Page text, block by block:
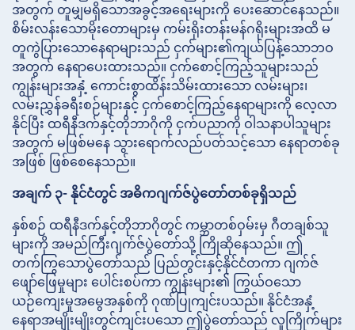
အတွက် တူမျှမရှိသောအခွင့်အရေးများကို ပေးဆောင်နေသည်။
စိမ်းလန်းသောမိုးတောများမှ ကမ်းရိုးတန်းမန်ဂရိုးများအထိ မ
တူကွဲပြားသောနေရာများသည် ငှက်များ၏ကျယ်ပြန့်သောဘဝ
အတွက် နေရာပေးထားသည်။ ငှက်စောင့်ကြည့်သူများသည်
ကျွန်းများအနှံ့ ကောင်းစွာထိန်းသိမ်းထားသော လမ်းများ၊
လမ်းညွှန်ခရီးစဉ်များနှင့် ငှက်စောင့်ကြည့်နေရာများကို လေ့လာ
နိုင်ပြီး ထရီနီဒက်နှင့်တိုဘာဂိုကို ငှက်ပညာကို ဝါသနာပါသူများ
အတွက် မဖြစ်မနေ သွားရောက်လည်ပတ်သင့်သော နေရာတစ်ခု
အဖြစ် ဖြစ်စေနေသည်။
အချက် ၃- နိုင်ငံတွင် အဓိကဂျက်ဇ်ပွဲတော်တစ်ခုရှိသည်
နှစ်စဉ် ထရီနီဒက်နှင့်တိုဘာဂိုတွင် ကမ္ဘာတစ်ဝှမ်းမှ ဂီတချစ်သူ
များကို အမည်ကြီးဂျက်ဇ်ပွဲတော်သို့ ကြိုဆိုနေသည်။ ဤ
တက်ကြွသောပွဲတော်သည် ပြည်တွင်းနှင့်နိုင်ငံတကာ ဂျက်ဇ်
ဖျော်ဖြေမှုများ ပေါင်းစပ်ကာ ကျွန်းများ၏ ကြွယ်ဝသော
ယဉ်ကျေးမှုအမွေအနှစ်ကို ဂုဏ်ပြုကျင်းပသည်။ နိုင်ငံအနှံ့
နေရာအမျိုးမျိုးတွင်ကျင်းပသော ဤပွဲတော်သည် လူကြိုက်များ